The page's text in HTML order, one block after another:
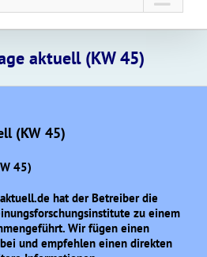
aktuell (KW 45)
(KW 45)
45)
hat der Betreiber die
zu einem
Wir fügen einen
und empfehlen einen direkten